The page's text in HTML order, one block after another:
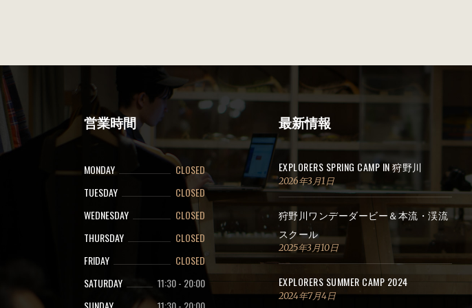
営業時間
MONDAY
CLOSED
TUESDAY
CLOSED
WEDNESDAY
CLOSED
THURSDAY
CLOSED
FRIDAY
CLOSED
SATURDAY
11:30- 20:00
最新情報
EXPLORERS SPRING CAMP IN 狩野川
2026年3月1日
狩野川ワンデーダービー＆本流・渓流
スクール
2025年3月10日
EXPLORERS SUMMER CAMP 2024
2024年7月4日